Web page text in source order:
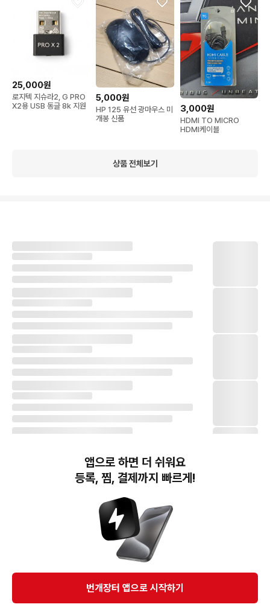
25,000원
로지텍 지슈라2, G PRO
X2용 USB 동글 8k 지원
5,000원
HP 125 유선 광마우스 미
개봉 신품
3,000원
HDMI TO MICRO
HDMI케이블
상품 전체보기
번개장터(주) 사업자정보, 이용약관 및 기타 법적고지
번개장터㈜는 통신판매중개자이며, 통신판매의 당사자가 아닙니다. 전자상거래 등에서의
소비자보호에 관한 법률 등 관련 법령 및 번개장터㈜의 약관에 따라 상품, 상품정보, 거래에 관한 책임은
개별 판매자에게 귀속하고, 번개장터㈜는 원칙적으로 회원간 거래에 대하여 책임을 지지 않습니다.
다만, 번개장터㈜가 직접 판매하는 상품에 대한 책임은 번개장터㈜에게 귀속합니다.
앱으로 하면 더 쉬워요
등록, 찜, 결제까지 빠르게!
번개장터 앱으로 시작하기